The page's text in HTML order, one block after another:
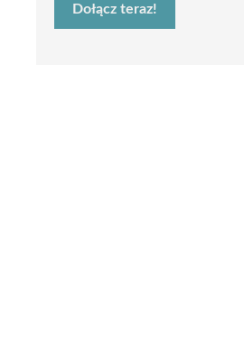
Dołącz teraz!